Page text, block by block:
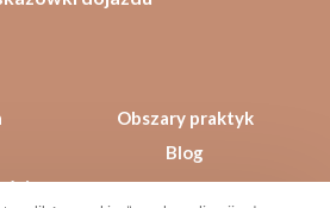
Obszary praktyk
Blog